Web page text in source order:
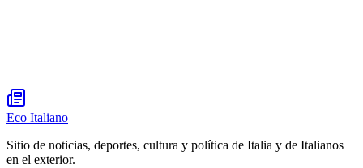
Eco Italiano
Sitio de noticias, deportes, cultura y política de Italia y de Italianos
en el exterior.